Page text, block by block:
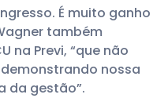
É muito ganho
também
na Previ, “que não
nossa
da gestão”.